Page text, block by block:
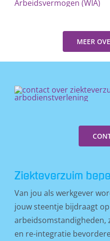
MEER
Ziekteverzuim
Van jou als werkgever
jouw steentje bijdraagt
arbeidsomstandigheden,
en re-integratie